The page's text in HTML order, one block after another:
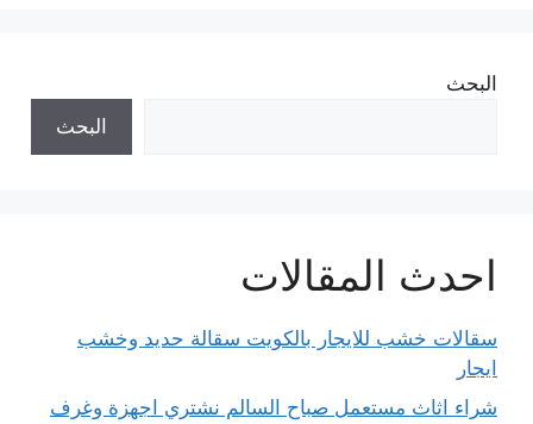
البحث
البحث
احدث المقالات
سقالات خشب للايجار بالكويت سقالة حديد وخشب
ايجار
شراء اثاث مستعمل صباح السالم نشتري اجهزة وغرف